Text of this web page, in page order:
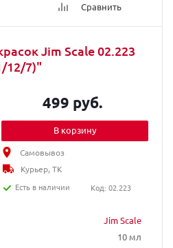
Сравнить
Jim Scale 02.223
12/7)"
Jim Scale
10 мл
499 руб.
В корзину
Самовывоз
Курьер, ТК
Есть в наличии
Код: 02.223